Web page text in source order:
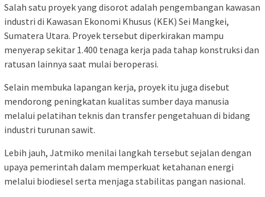
Salah satu proyek yang disorot adalah pengembangan kawasan
industri di Kawasan Ekonomi Khusus (KEK) Sei Mangkei,
Sumatera Utara. Proyek tersebut diperkirakan mampu
menyerap sekitar 1.400 tenaga kerja pada tahap konstruksi dan
ratusan lainnya saat mulai beroperasi.
Selain membuka lapangan kerja, proyek itu juga disebut
mendorong peningkatan kualitas sumber daya manusia
melalui pelatihan teknis dan transfer pengetahuan di bidang
industri turunan sawit.
Lebih jauh, Jatmiko menilai langkah tersebut sejalan dengan
upaya pemerintah dalam memperkuat ketahanan energi
melalui biodiesel serta menjaga stabilitas pangan nasional.